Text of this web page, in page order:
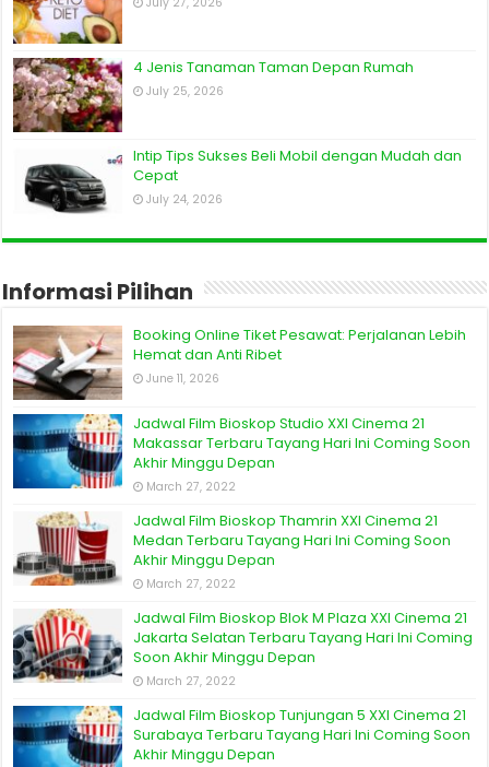
4 Jenis Tanaman Taman Depan Rumah
July 25, 2026
Intip Tips Sukses Beli Mobil dengan Mudah dan
Cepat
July 24, 2026
Informasi Pilihan
Booking Online Tiket Pesawat: Perjalanan Lebih
Hemat dan Anti Ribet
June 11, 2026
Jadwal Film Bioskop Studio XXI Cinema 21
Makassar Terbaru Tayang Hari Ini Coming Soon
Akhir Minggu Depan
March 27, 2022
Jadwal Film Bioskop Thamrin XXI Cinema 21
Medan Terbaru Tayang Hari Ini Coming Soon
Akhir Minggu Depan
March 27, 2022
Jadwal Film Bioskop Blok M Plaza XXI Cinema 21
Jakarta Selatan Terbaru Tayang Hari Ini Coming
Soon Akhir Minggu Depan
March 27, 2022
Jadwal Film Bioskop Tunjungan 5 XXI Cinema 21
Surabaya Terbaru Tayang Hari Ini Coming Soon
Akhir Minggu Depan